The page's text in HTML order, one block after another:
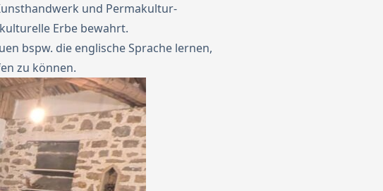
und Permakultur-
Erbe bewahrt.
bspw. die englische Sprache lernen,
zu können.